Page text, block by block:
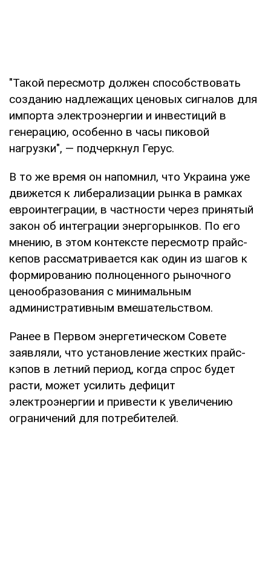
"Такой пересмотр должен способствовать
созданию надлежащих ценовых сигналов для
импорта электроэнергии и инвестиций в
генерацию, особенно в часы пиковой
нагрузки", — подчеркнул Герус.
В то же время он напомнил, что Украина уже
движется к либерализации рынка в рамках
евроинтеграции, в частности через принятый
закон об интеграции энергорынков. По его
мнению, в этом контексте пересмотр прайс-
кепов рассматривается как один из шагов к
формированию полноценного рыночного
ценообразования с минимальным
административным вмешательством.
Ранее в Первом энергетическом Совете
заявляли, что установление жестких прайс-
кэпов в летний период, когда спрос будет
расти, может усилить дефицит
электроэнергии и привести к увеличению
ограничений для потребителей.